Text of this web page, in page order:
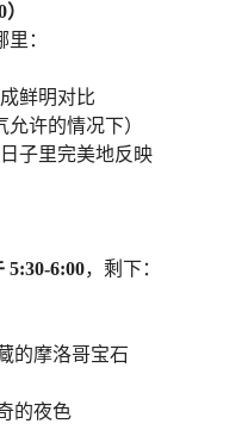
里：
鲜明对比
许的情况下）
子里完美地反映
5:30-6:00，剩下：
的摩洛哥宝​​石
的夜色